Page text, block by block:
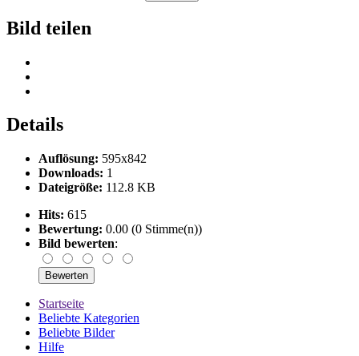
Bild teilen
Details
Auflösung: 595x842
Downloads: 1
Dateigröße: 112.8 KB
Hits: 615
Bewertung: 0.00 (0 Stimme(n))
Bild bewerten:
Startseite
Beliebte Kategorien
Beliebte Bilder
Hilfe